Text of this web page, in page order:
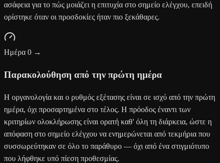
ασάφεια για το πώς μοιάζει η επιτυχία στο σημείο ελέγχου, επειδή
ορίστηκε όταν οι προσδοκίες ήταν πιο ξεκάθαρες.
Ημέρα 0 →
Παρακολούθηση από την πρώτη ημέρα
Η οργανολογία και ο ρυθμός εξέτασης είναι σε ισχύ από την πρώτη
ημέρα, όχι προσαρτημένα στο τέλος. Η πρόοδος έναντι των
κριτηρίων ολοκλήρωσης είναι ορατή καθ' όλη τη διάρκεια, ώστε η
απόφαση στο σημείο ελέγχου να ενημερώνεται από τεκμήρια που
συσσωρεύτηκαν σε όλο το παράθυρο — όχι από ένα στιγμιότυπο
που λήφθηκε υπό πίεση προθεσμίας.